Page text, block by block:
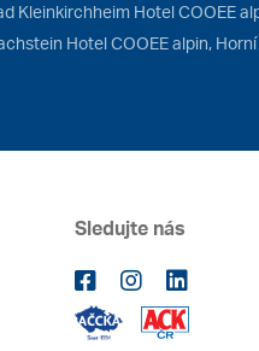
Sledujte nás